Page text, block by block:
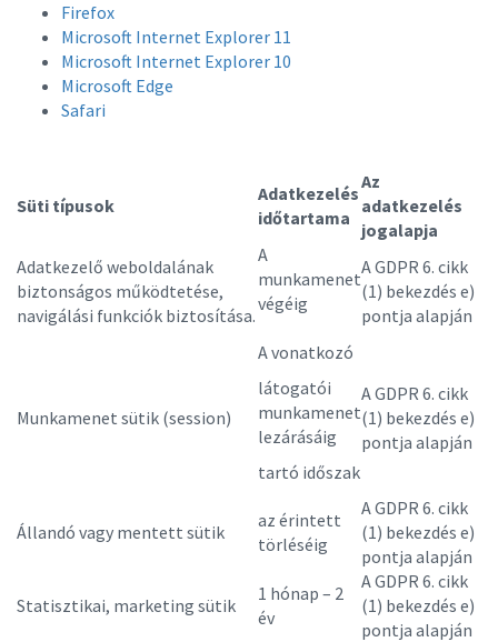
Firefox
Microsoft Internet Explorer 11
Microsoft Internet Explorer 10
Microsoft Edge
Safari
Süti típusok
Adatkezelés
időtartama
Az
adatkezelés
jogalapja
Adatkezelő weboldalának
biztonságos működtetése,
navigálási funkciók biztosítása.
A
munkamenet
végéig
A GDPR 6. cikk
(1) bekezdés e)
pontja alapján
Munkamenet sütik (session)
A vonatkozó
látogatói
munkamenet
lezárásáig
tartó időszak
A GDPR 6. cikk
(1) bekezdés e)
pontja alapján
Állandó vagy mentett sütik
az érintett
törléséig
A GDPR 6. cikk
(1) bekezdés e)
pontja alapján
Statisztikai, marketing sütik
1 hónap – 2
év
A GDPR 6. cikk
(1) bekezdés e)
pontja alapján